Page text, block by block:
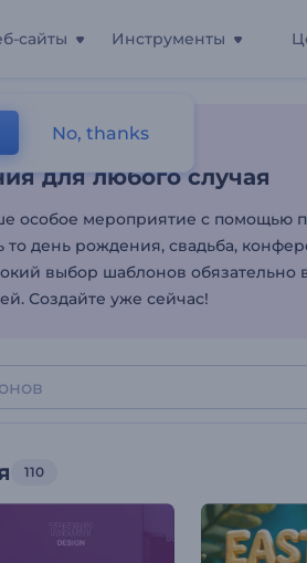
сайты Инструменты
для
для любого случая
особое мероприятие с помощью
то день рождения, свадьба,
выбор шаблонов обязательно
Создайте уже сейчас!
110
No, thanks